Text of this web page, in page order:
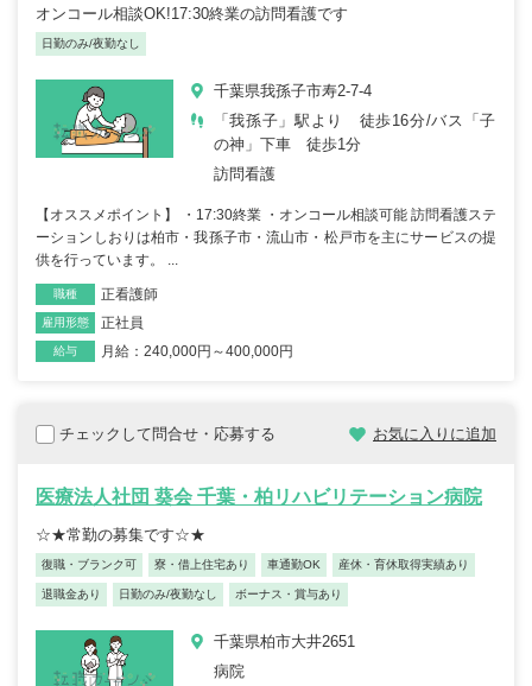
オンコール相談OK!17:30終業の訪問看護です
日勤のみ/夜勤なし
千葉県我孫子市寿2-7-4
「我孫子」駅より 徒歩16分/バス「子
の神」下車 徒歩1分
訪問看護
【オススメポイント】 ・17:30終業 ・オンコール相談可能 訪問看護ステ
ーションしおりは柏市・我孫子市・流山市・松戸市を主にサービスの提
供を行っています。 ...
職種 正看護師
雇用形態 正社員
給与 月給：240,000円～400,000円
チェックして問合せ・応募する お気に入りに追加
医療法人社団 葵会 千葉・柏リハビリテーション病院
☆★常勤の募集です☆★
復職・ブランク可 寮・借上住宅あり 車通勤OK 産休・育休取得実績あり
退職金あり 日勤のみ/夜勤なし ボーナス・賞与あり
千葉県柏市大井2651
病院